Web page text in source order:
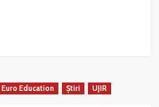
Euro Education Știri UJIR